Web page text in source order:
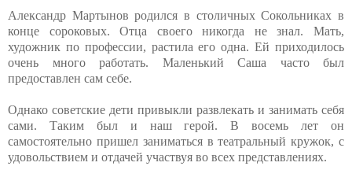
Александр Мартынов родился в столичных Сокольниках в
конце сороковых. Отца своего никогда не знал. Мать,
художник по профессии, растила его одна. Ей приходилось
очень много работать. Маленький Саша часто был
предоставлен сам себе.
Однако советские дети привыкли развлекать и занимать себя
сами. Таким был и наш герой. В восемь лет он
самостоятельно пришел заниматься в театральный кружок, с
удовольствием и отдачей участвуя во всех представлениях.